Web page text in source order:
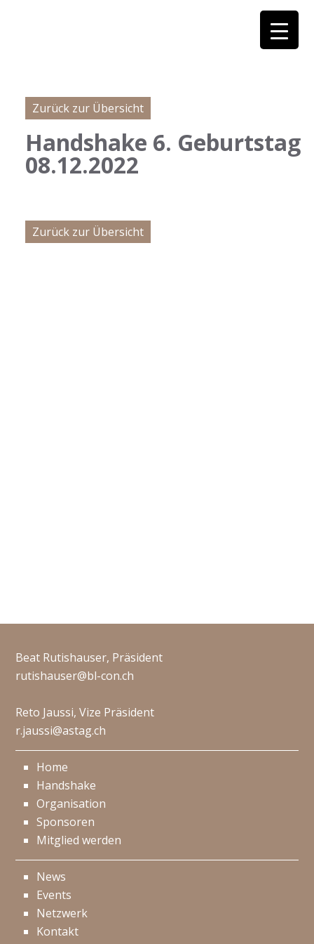
Zurück zur Übersicht
Handshake 6. Geburtstag
08.12.2022
Zurück zur Übersicht
Beat Rutishauser, Präsident
rutishauser@bl-con.ch
Reto Jaussi, Vize Präsident
r.jaussi@astag.ch
Home
Handshake
Organisation
Sponsoren
Mitglied werden
News
Events
Netzwerk
Kontakt